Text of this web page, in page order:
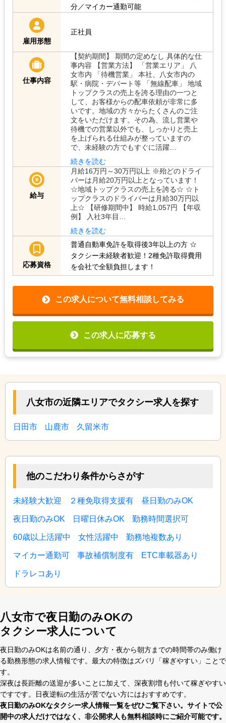
分／マイカー通勤可能
雇用形態
正社員
仕事内容
【契約期間】 期間の定めなし 具体的な仕
事内容 【営業方法】 「営業エリア」 八
女市内 「待機営業」 本社、八女市内の
駅・病院・デパート等 「無線配車」 地域
トップクラスの売上を誇る理由の一つと
して、お客様からの配車依頼が非常に多
いです。地域の方々からたくさんのご注
文をいただけます。その為、流し営業や
待機での営業以外でも、しっかりと売上
を上げられる仕組みが整っていますの
で、未経験の方でもすぐに活躍…
続きを読む
給与
月給16万円～30万円以上 ※殆どのドライ
バーは月給20万円以上となっています！
☆地域トップクラスの売上を誇る☆ ☆ト
ップクラスのドライバーは月給30万円以
上☆ 【研修期間中】 時給1,057円 【年収
例】 入社3年目…
続きを読む
応募資格
普通自動車免許を取得後3年以上の方 ☆
タクシー未経験者歓迎！2種免許取得費用
を会社で全額負担します！
この求人について無料相談してみる
この求人に応募する
八女市の近隣エリアでタクシー求人を探す
日田市 山鹿市 久留米市
他のこだわり条件からさがす
未経験大歓迎 ２種免取得支援有 昼日勤のみOK
夜日勤のみOK 日曜日休みOK 勤務時間選択可
60歳以上活躍中 女性活躍中 勤務地複数あり
マイカー通勤可 事故補償制度有 ETC車載器あり
ドラレコあり
八女市で夜日勤のみOKの
タクシー求人について
夜⽇勤のみOKは名前の通り、⼣⽅・夜から朝⽅までの時間帯のみ働け
る勤務形態の求⼈情報です。最⼤の特徴はズバリ「稼ぎやすい」ことで
す。
深夜は⻑距離の送迎が多いことに加えて、深夜割増も付いて稼ぎやすい
ですです。⽇夜逆転の⽣活が苦でない⽅にはおすすめです。
夜⽇勤のみOKなタクシー求⼈情報⼀覧をぜひご覧下さい。サイトで公
開中の求⼈だけではなく、⾮公開求⼈も無料相談時にご紹介可能です。